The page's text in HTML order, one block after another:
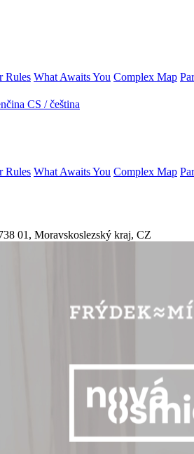
Rules What Awaits You Complex Map
CS / čeština
Rules What Awaits You Complex Map
01 , Moravskoslezský kraj, CZ